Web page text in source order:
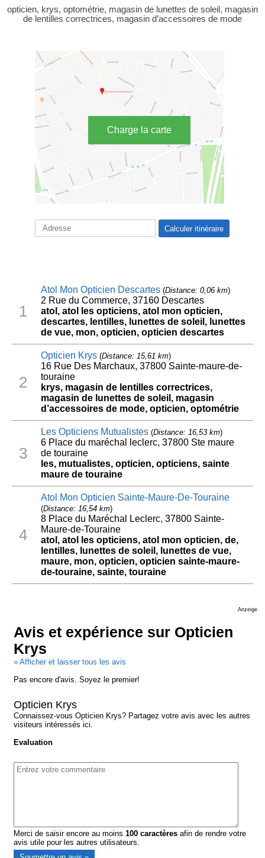
opticien, krys, optométrie, magasin de lunettes de soleil, magasin
de lentilles correctrices, magasin d’accessoires de mode
Charge la carte
1
Atol Mon Opticien Descartes(Distance: 0,06 km)
2 Rue du Commerce, 37160 Descartes
atol, atol les opticiens, atol mon opticien,
descartes, lentilles, lunettes de soleil, lunettes
de vue, mon, opticien, opticien descartes
2
Opticien Krys(Distance: 15,61 km)
16 Rue Des Marchaux, 37800 Sainte-maure-de-
touraine
krys, magasin de lentilles correctrices,
magasin de lunettes de soleil, magasin
d’accessoires de mode, opticien, optométrie
3
Les Opticiens Mutualistes(Distance: 16,53 km)
6 Place du maréchal leclerc, 37800 Ste maure
de touraine
les, mutualistes, opticien, opticiens, sainte
maure de touraine
4
Atol Mon Opticien Sainte-Maure-De-Touraine
(Distance: 16,54 km)
8 Place du Maréchal Leclerc, 37800 Sainte-
Maure-de-Touraine
atol, atol les opticiens, atol mon opticien, de,
lentilles, lunettes de soleil, lunettes de vue,
maure, mon, opticien, opticien sainte-maure-
de-touraine, sainte, touraine
Anzeige
Avis et expérience sur Opticien
Krys
» Afficher et laisser tous les avis
Pas encore d'avis. Soyez le premier!
Opticien Krys
Connaissez-vous Opticien Krys? Partagez votre avis avec les autres
visiteurs intéressés ici.
Evaluation
Merci de saisir encore au moins100 caractères afin de rendre votre
avis utile pour les autres utilisateurs.